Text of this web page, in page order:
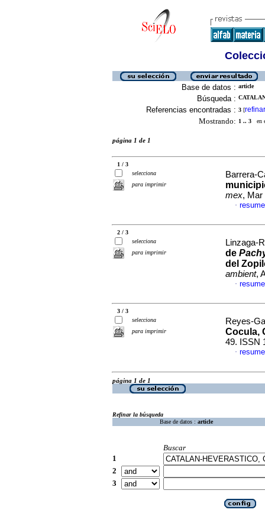
Base de datos : article
Búsqueda :
Referencias encontradas : 3 [refinar
Mostrando: 1 .. 3 en
página 1 de 1
1 / 3
selecciona
para imprimir
Barrera-
mex, Mar
·
2 / 3
selecciona
para imprimir
Linzaga-
de
del
ambient,
·
3 / 3
selecciona
para imprimir
Reyes-
Cocula,
49. ISSN
·
página 1 de 1
Refinar la búsqueda
Base de datos : article
Buscar
1
2
3